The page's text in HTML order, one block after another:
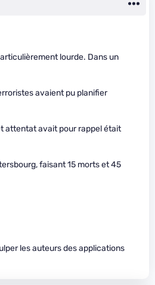
lourde. Dans un
avaient pu planifier
attentat avait pour rappel était
faisant 15 morts et 45
les auteurs des applications